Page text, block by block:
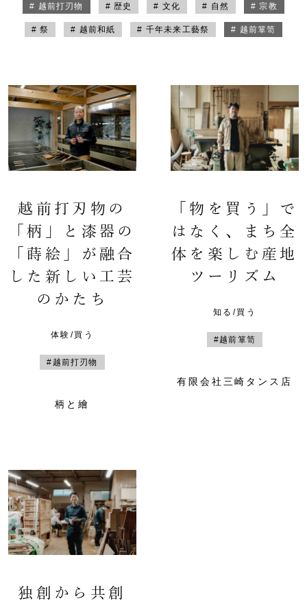
# 越前打刃物 # 歴史 # 文化 # 自然 # 宗教
# 祭 # 越前和紙 # 千年未来工藝祭 # 越前箪笥
越前打刃物の
「柄」と漆器の
「蒔絵」が融合
した新しい工芸
のかたち
体験/買う
#越前打刃物
柄と繪
「物を買う」で
はなく、まち全
体を楽しむ産地
ツーリズム
知る/買う
#越前箪笥
有限会社三崎タンス店
独創から共創